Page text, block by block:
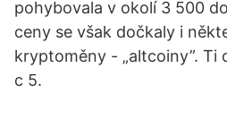
pohybovala v okolí 3 500
ceny se však dočkaly i
kryptoměny - „altcoiny”. Ti
c 5.